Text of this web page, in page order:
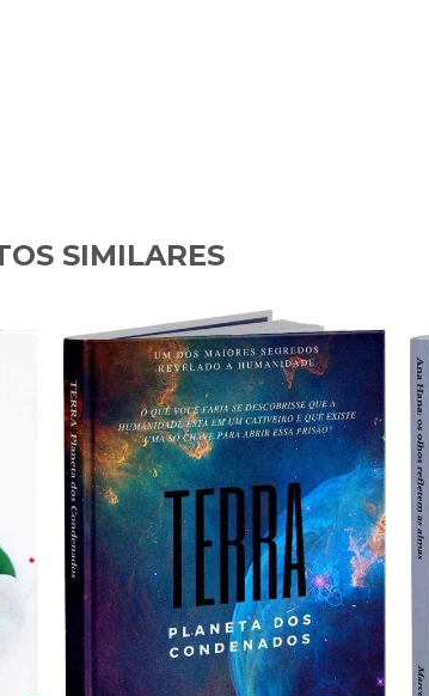
SIMILARES